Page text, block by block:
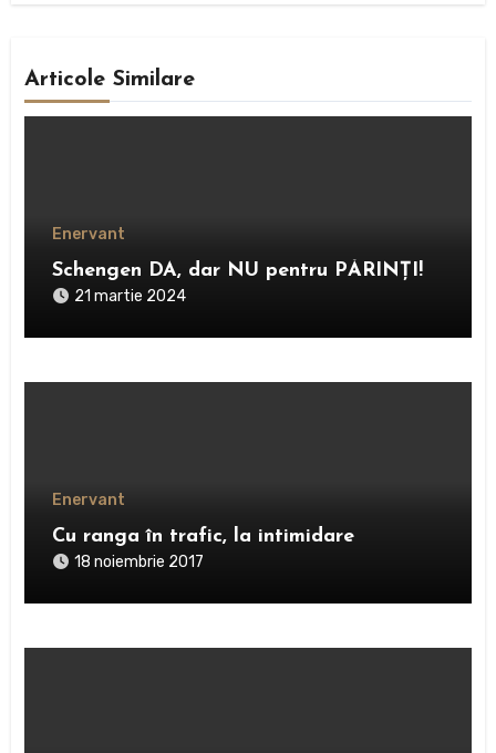
Articole Similare
Enervant
Schengen DA, dar NU pentru PĂRINȚI!
21 martie 2024
Enervant
Cu ranga în trafic, la intimidare
18 noiembrie 2017